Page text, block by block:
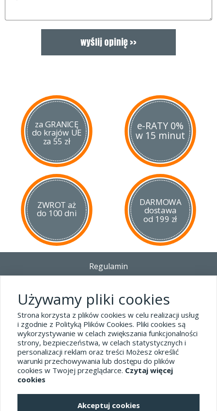
za GRANICĘ
do krajów UE
za 55 zł
e-RATY 0%
w 15 minut
ZWROT aż
do 100 dni
DARMOWA
dostawa
od 199 zł
Regulamin
Polityka prywatności i pliki cookies
Blog
Dane kontaktowe
tel.32 445-74-07
sklep@hard-skin.pl
Używamy pliki cookies
Strona korzysta z plików cookies w celu realizacji usług
i zgodnie z Polityką Plików Cookies. Pliki cookies są
wykorzystywanie w celach zwiększania funkcjonalności
strony, bezpieczeństwa, w celach statystycznych i
personalizacji reklam oraz treści Możesz określić
warunki przechowywania lub dostępu do plików
cookies w Twojej przeglądarce. Czytaj więcej
cookies
Akceptuj cookies